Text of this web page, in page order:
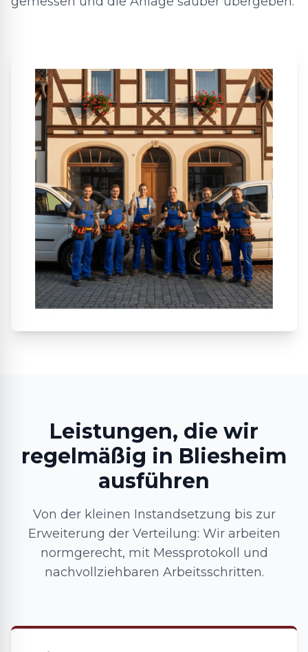
Leistungen, die wir
regelmäßig in Bliesheim
ausführen
Von der kleinen Instandsetzung bis zur
Erweiterung der Verteilung: Wir arbeiten
normgerecht, mit Messprotokoll und
nachvollziehbaren Arbeitsschritten.